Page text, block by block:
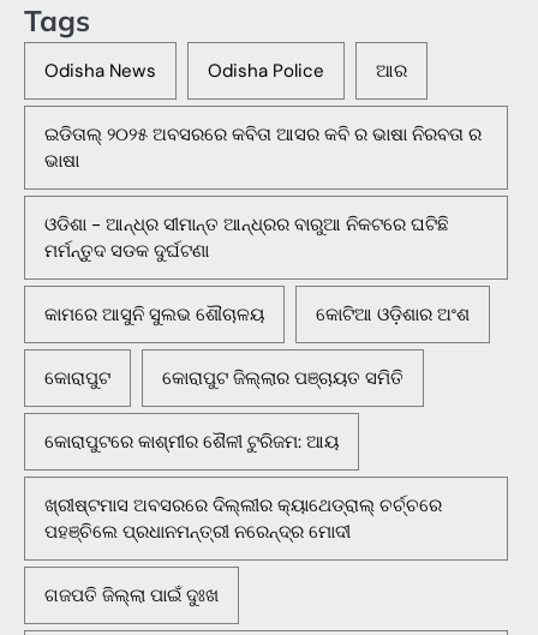
Tags
Odisha News Odisha Police ଆର
ଇଡିତାଲ୍ ୨୦୨୫ ଅବସରରେ କବିତା ଆସର କବି ର ଭାଷା ନିରବତା ର
ଭାଷା
ଓଡିଶା - ଆନ୍ଧ୍ର ସୀମାନ୍ତ ଆନ୍ଧ୍ରର ବାରୁଆ ନିକଟରେ ଘଟିଛି
ମର୍ମନ୍ତୁଦ ସଡକ ଦୁର୍ଘଟଣା
କାମରେ ଆସୁନି ସୁଲଭ ଶୌଚାଳୟ କୋଟିଆ ଓଡ଼ିଶାର ଅଂଶ
କୋରାପୁଟ କୋରାପୁଟ ଜିଲ୍ଲାର ପଞ୍ଚାୟତ ସମିତି
କୋରାପୁଟରେ କାଶ୍ମୀର ଶୈଳୀ ଟୁରିଜମ: ଆୟ
ଖ୍ରୀଷ୍ଟମାସ ଅବସରରେ ଦିଲ୍ଲୀର କ୍ୟାଥେଡ୍ରାଲ୍ ଚର୍ଚ୍ଚରେ
ପହଞ୍ଚିଲେ ପ୍ରଧାନମନ୍ତ୍ରୀ ନରେନ୍ଦ୍ର ମୋଦୀ
ଗଜପତି ଜିଲ୍ଲା ପାଇଁ ଦୁଃଖ